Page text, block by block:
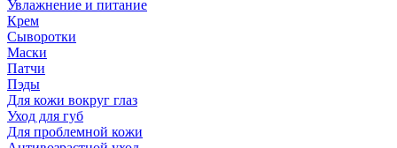
Увлажнение и питание
Крем
Сыворотки
Маски
Патчи
Пэды
Для кожи вокруг глаз
Уход для губ
Для проблемной кожи